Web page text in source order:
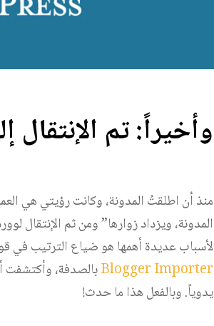
وأخيراً: تم
منذ أن اطلقتُ المدونة، وكانت رؤيتي هي
المدونة، ويزداد زوارها” ومن ثم الإنتقال
لأسباب عديدة أهمها هو ضياع الترتيب في
Blogger Importerبالصدفة، وأكتشفت
يدوياً. وبالفعل هذا ما حدث!